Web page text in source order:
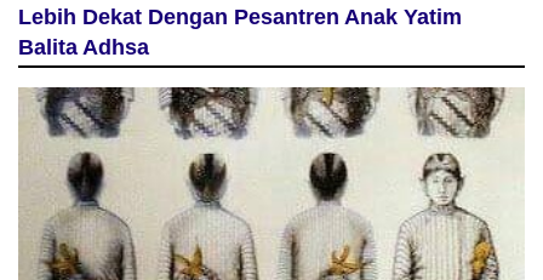
Lebih Dekat Dengan Pesantren Anak Yatim
Balita Adhsa